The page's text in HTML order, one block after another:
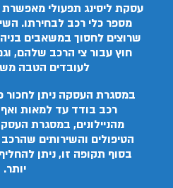
עסקת ליסינג תפעולי
מספר כלי רכב לבחירתו.
שרוצים לחסוך במשאבים
חוץ עבור צי הרכב שלהם,
לעובדים הטבה
במסגרת העסקה ניתן לחכור
רכב בודד עד למאות ואף
מהניילונים, במסגרת
הטיפולים והשירותים
בסוף תקופה זו, ניתן
יותר.